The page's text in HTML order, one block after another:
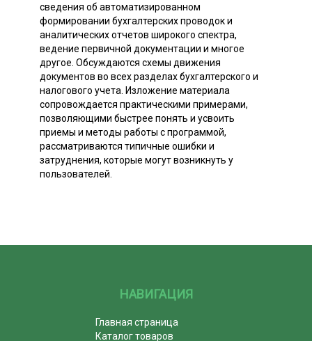
сведения об автоматизированном
формировании бухгалтерских проводок и
аналитических отчетов широкого спектра,
ведение первичной документации и многое
другое. Обсуждаются схемы движения
документов во всех разделах бухгалтерского и
налогового учета. Изложение материала
сопровождается практическими примерами,
позволяющими быстрее понять и усвоить
приемы и методы работы с программой,
рассматриваются типичные ошибки и
затруднения, которые могут возникнуть у
пользователей.
НАВИГАЦИЯ
Главная страница
Каталог товаров